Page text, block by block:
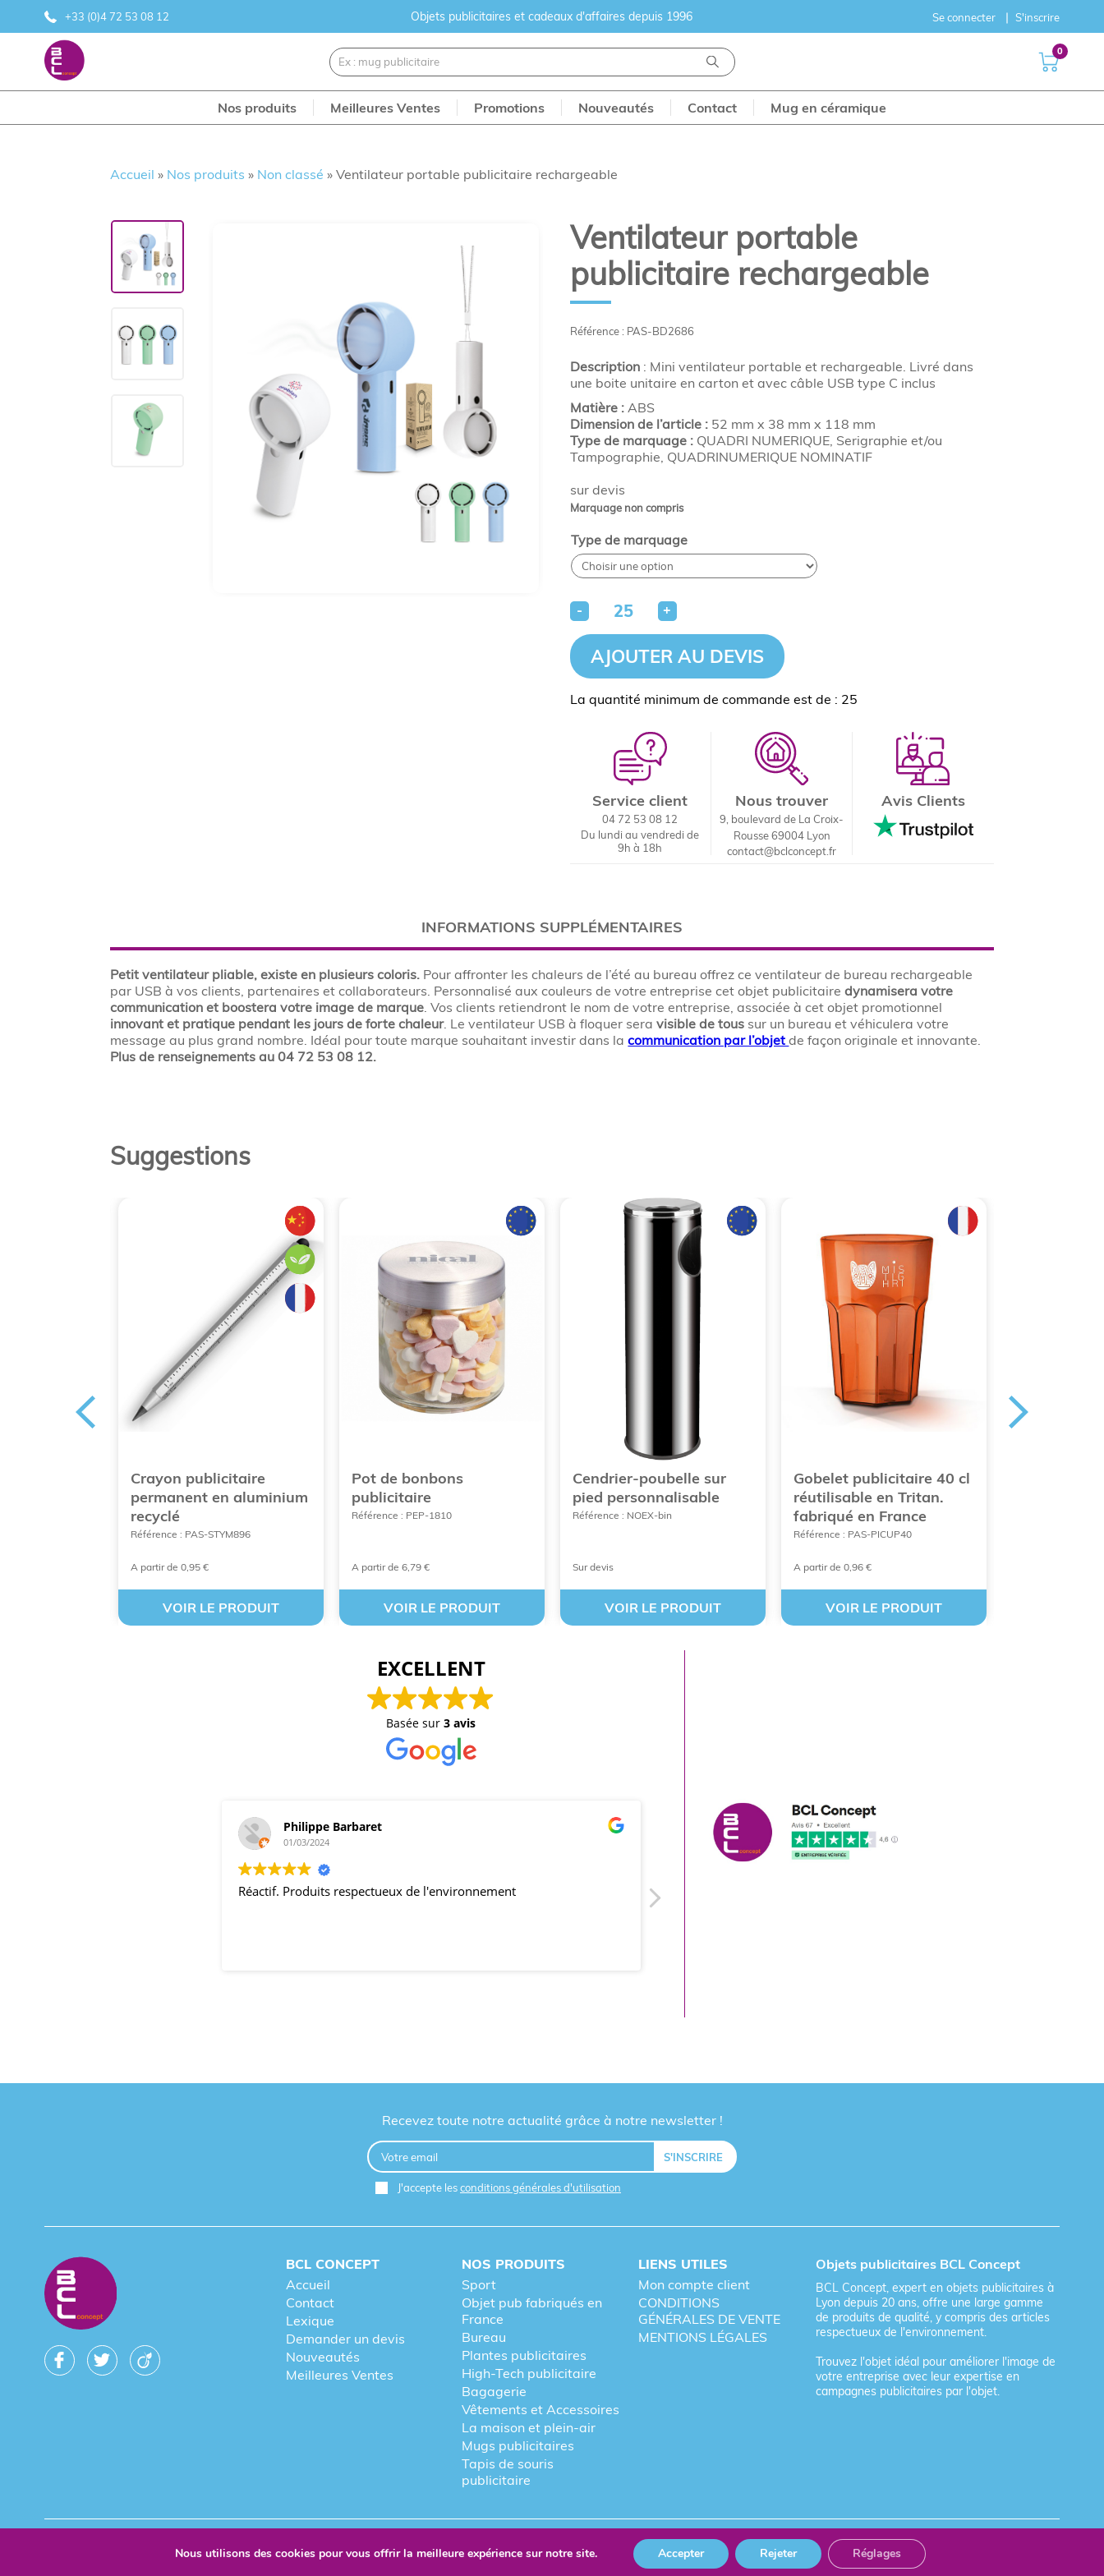
+33 (0)4 72 53 08 12 Objets publicitaires et cadeaux d'affaires depuis 1996 Se connecter S'inscrire
0
Nos produits Meilleures Ventes Promotions Nouveautés Contact Mug en céramique
Accueil » Nos produits » Non classé »Ventilateur portable publicitaire rechargeable
Référence : PAS-BD2686
sur devis
Marquage non compris
Ventilateur portable
publicitaire rechargeable
Description: Mini ventilateur portable et rechargeable. Livré dans
une boite unitaire en carton et avec câble USB type C inclus
Matière : ABS
Dimension de l’article :52 mm x 38 mm x 118 mm
Type de marquage : QUADRI NUMERIQUE, Serigraphie et/ou
Tampographie, QUADRINUMERIQUE NOMINATIF
Type de marquage
- +
AJOUTER AU DEVIS
La quantité minimum de commande est de : 25
Service client
04 72 53 08 12
Du lundi au vendredi de
9h à 18h
Nous trouver
9, boulevard de La Croix-
Rousse 69004 Lyon
contact@bclconcept.fr
Avis Clients
INFORMATIONS SUPPLÉMENTAIRES
Petit ventilateur pliable, existe en plusieurs coloris. Pour affronter les chaleurs de l’été au bureau offrez ce ventilateur de bureau rechargeable
par USB à vos clients, partenaires et collaborateurs. Personnalisé aux couleurs de votre entreprise cet objet publicitairedynamisera votre
communication et boostera votre image de marque. Vos clients retiendront le nom de votre entreprise, associée à cet objet promotionnel
innovant et pratique pendant les jours de forte chaleur. Le ventilateur USB à floquer seravisible de tous sur un bureau et véhiculera votre
message au plus grand nombre. Idéal pour toute marque souhaitant investir dans lacommunication par l’objetde façon originale et innovante.
Plus de renseignements au 04 72 53 08 12.
Suggestions
Crayon publicitaire
permanent en aluminium
recyclé
Référence : PAS-STYM896
A partir de 0,95 €
VOIR LE PRODUIT
Pot de bonbons
publicitaire
Référence : PEP-1810
A partir de 6,79 €
VOIR LE PRODUIT
Cendrier-poubelle sur
pied personnalisable
Référence : NOEX-bin
Sur devis
VOIR LE PRODUIT
Gobelet publicitaire 40 cl
réutilisable en Tritan.
fabriqué en France
Référence : PAS-PICUP40
A partir de 0,96 €
VOIR LE PRODUIT
EXCELLENT
Basée sur3 avis
Philippe Barbaret
01/03/2024
Réactif. Produits respectueux de l'environnement
marcus leleu
21/03/2018
Recevez toute notre actualité grâce à notre newsletter !
J'accepte lesconditions générales d'utilisation
BCL CONCEPT
Accueil
Contact
Lexique
Demander un devis
Nouveautés
Meilleures Ventes
NOS PRODUITS
Sport
Objet pub fabriqués en
France
Bureau
Plantes publicitaires
High-Tech publicitaire
Bagagerie
Vêtements et Accessoires
La maison et plein-air
Mugs publicitaires
Tapis de souris
publicitaire
LIENS UTILES
Mon compte client
CONDITIONS
GÉNÉRALES DE VENTE
MENTIONS LÉGALES
Objets publicitaires BCL Concept
BCL Concept, expert en objets publicitaires à
Lyon depuis 20 ans, offre une large gamme
de produits de qualité, y compris des articles
respectueux de l'environnement.
Trouvez l'objet idéal pour améliorer l'image de
votre entreprise avec leur expertise en
campagnes publicitaires par l'objet.
Nous utilisons des cookies pour vous offrir la meilleure expérience sur notre site. Accepter Rejeter Réglages